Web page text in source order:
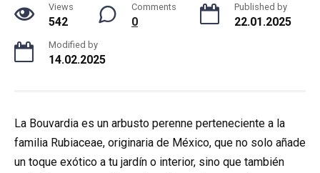
Views
542
Comments
0
Published by
22.01.2025
Modified by
14.02.2025
La Bouvardia es un arbusto perenne perteneciente a la
familia Rubiaceae, originaria de México, que no solo añade
un toque exótico a tu jardín o interior, sino que también